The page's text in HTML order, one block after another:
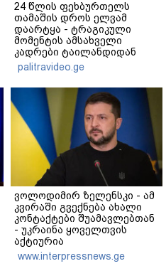
24 წლის ფეხბურთელს
თამაშის დროს ელვამ
დაარტყა - ტრაგიკული
მომენტის ამსახველი
კადრები ტაილანდიდან
მედიაში ვრცელდება
palitravideo.ge
ვოლოდიმირ ზელენსკი - ამ
კვირაში გვექნება ახალი
კონტაქტები შუამავლებთან
- უკრაინა ყოველთვის
აქტიურია
www.interpressnews.ge